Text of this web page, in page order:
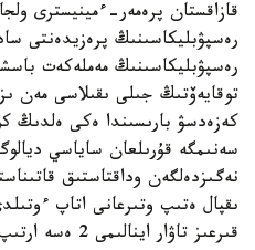
قازاقستان پرەمەر-ءمينيسترى
رەسپۋبليكاسىنىڭ پرەزيدەنتى
رەسپۋبليكاسىنىڭ مەملەكەت
توقايەۆتىڭ جىلى ىقىلاسى مەن
كەزەدسۋ بارىسىندا ەكى ەلدىڭ
سەنىمگە قۇرىلعان ساياسي
نەگىزدەلگەن وداقتاستىق
قىرعىز تاۋار اينالىمى 2 ەسە ارتىپ، $2,2 ميلليارد بولدى.